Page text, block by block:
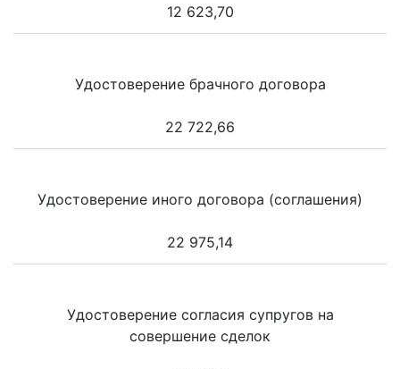
12 623,70
Удостоверение брачного договора
22 722,66
Удостоверение иного договора (соглашения)
22 975,14
Удостоверение согласия супругов на
совершение сделок